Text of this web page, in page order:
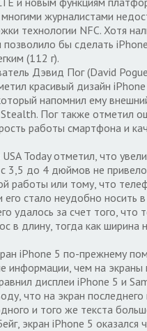
журналистами
технологии NFC. Хотя
позволило бы сделать
(112 г).
Дэвид Пог (David
красивый дизайн
напомнил ему
Пог также отметил
работы смартфона и
Today отметил, что
3,5 до 4 дюймов не
работы или тому, что
стало неудобно носить
удалось за счет того, что
в длину, тогда как ширина
iPhone 5 по-прежнему
информации, чем на экраны
дисплеи iPhone 5 и
что на экран
и того же текста
экран iPhone 5 оказался